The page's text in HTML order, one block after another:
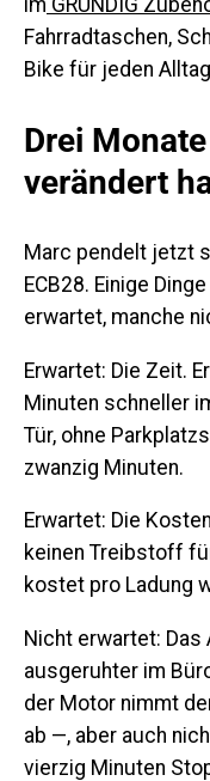
im GRUNDIG
Fahrradtaschen,
Bike für jeden
Drei
verändert
Marc pendelt jetzt
ECB28. Einige
erwartet, manche
Erwartet: Die Zeit.
Minuten schneller
Tür, ohne
zwanzig Minuten.
Erwartet: Die
keinen Treibstoff
kostet pro Ladung
Nicht erwartet: Das
ausgeruhter im
der Motor nimmt
ab —, aber auch
vierzig Minuten